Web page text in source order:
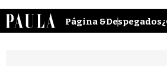
u
Página &Despegados